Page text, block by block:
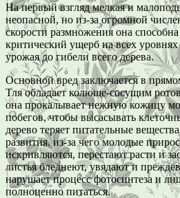
На первый взгляд мелкая и
неопасной, но из-за огромной
скорости размножения она
критический ущерб на всех
урожая до гибели всего дерева.
Основной вред заключается в
Тля обладает колюще-сосущим
она прокалывает нежную кожицу
побегов, чтобы высасывать
дерево теряет питательные
развития, из-за чего молодые
искривляются, перестают расти и
листья бледнеют, увядают и
нарушает процесс фотосинтеза и
полноценно питаться.